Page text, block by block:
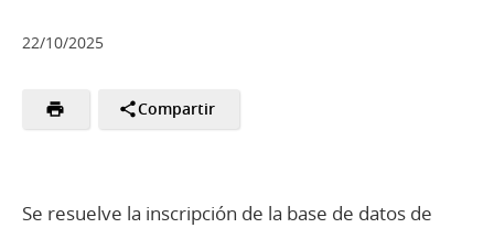
22/10/2025
Compartir
Se resuelve la inscripción de la base de datos de